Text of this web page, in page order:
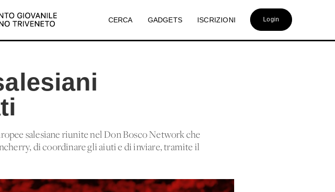
CERCA GADGETS ISCRIZIONI Login
salesiane riunite nel Don Bosco Network che
di coordinare gli aiuti e di inviare, tramite il